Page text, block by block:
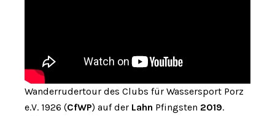
Wanderrudertour des Clubs für Wassersport Porz
e.V. 1926 (CfWP) auf der Lahn Pfingsten 2019.